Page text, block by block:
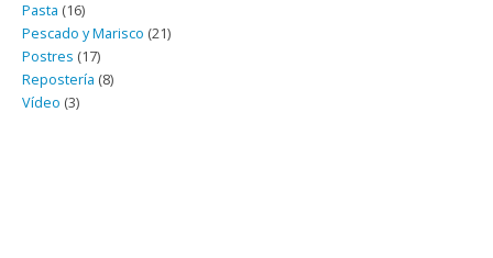
Pasta (16)
Pescado y Marisco (21)
Postres (17)
Repostería (8)
Vídeo (3)